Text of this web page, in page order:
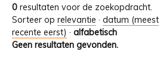
0 resultaten voor de zoekopdracht.
Sorteer op relevantie · datum (meest
recente eerst) · alfabetisch
Geen resultaten gevonden.